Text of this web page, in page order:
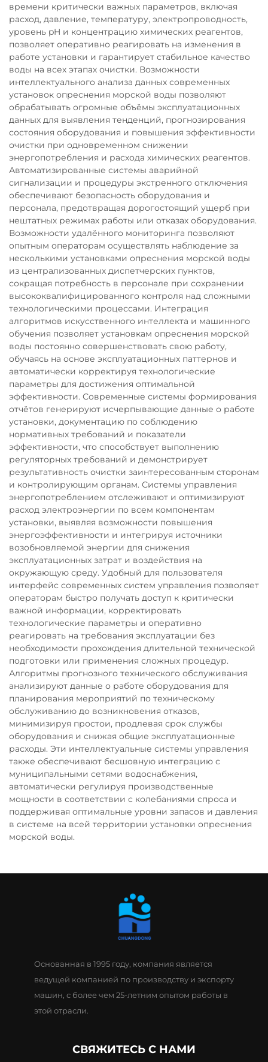
времени критически важных параметров, включая
расход, давление, температуру, электропроводность,
уровень pH и концентрацию химических реагентов,
позволяет оперативно реагировать на изменения в
работе установки и гарантирует стабильное качество
воды на всех этапах очистки. Возможности
интеллектуального анализа данных современных
установок опреснения морской воды позволяют
обрабатывать огромные объёмы эксплуатационных
данных для выявления тенденций, прогнозирования
состояния оборудования и повышения эффективности
очистки при одновременном снижении
энергопотребления и расхода химических реагентов.
Автоматизированные системы аварийной
сигнализации и процедуры экстренного отключения
обеспечивают безопасность оборудования и
персонала, предотвращая дорогостоящий ущерб при
нештатных режимах работы или отказах оборудования.
Возможности удалённого мониторинга позволяют
опытным операторам осуществлять наблюдение за
несколькими установками опреснения морской воды
из централизованных диспетчерских пунктов,
сокращая потребность в персонале при сохранении
высококвалифицированного контроля над сложными
технологическими процессами. Интеграция
алгоритмов искусственного интеллекта и машинного
обучения позволяет установкам опреснения морской
воды постоянно совершенствовать свою работу,
обучаясь на основе эксплуатационных паттернов и
автоматически корректируя технологические
параметры для достижения оптимальной
эффективности. Современные системы формирования
отчётов генерируют исчерпывающие данные о работе
установки, документацию по соблюдению
нормативных требований и показатели
эффективности, что способствует выполнению
регуляторных требований и демонстрирует
результативность очистки заинтересованным сторонам
и контролирующим органам. Системы управления
энергопотреблением отслеживают и оптимизируют
расход электроэнергии по всем компонентам
установки, выявляя возможности повышения
энергоэффективности и интегрируя источники
возобновляемой энергии для снижения
эксплуатационных затрат и воздействия на
окружающую среду. Удобный для пользователя
интерфейс современных систем управления позволяет
операторам быстро получать доступ к критически
важной информации, корректировать
технологические параметры и оперативно
реагировать на требования эксплуатации без
необходимости прохождения длительной технической
подготовки или применения сложных процедур.
Алгоритмы прогнозного технического обслуживания
анализируют данные о работе оборудования для
планирования мероприятий по техническому
обслуживанию до возникновения отказов,
минимизируя простои, продлевая срок службы
оборудования и снижая общие эксплуатационные
расходы. Эти интеллектуальные системы управления
также обеспечивают бесшовную интеграцию с
муниципальными сетями водоснабжения,
автоматически регулируя производственные
мощности в соответствии с колебаниями спроса и
поддерживая оптимальные уровни запасов и давления
в системе на всей территории установки опреснения
морской воды.
Основанная в 1995 году, компания является
ведущей компанией по производству и экспорту
машин, с более чем 25-летним опытом работы в
этой отрасли.
СВЯЖИТЕСЬ С НАМИ